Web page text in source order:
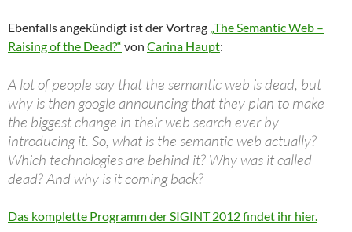
Ebenfalls angekündigt ist der Vortrag „The Semantic Web –
Raising of the Dead?“ von Carina Haupt:
A lot of people say that the semantic web is dead, but
why is then google announcing that they plan to make
the biggest change in their web search ever by
introducing it. So, what is the semantic web actually?
Which technologies are behind it? Why was it called
dead? And why is it coming back?
Das komplette Programm der SIGINT 2012 findet ihr hier.